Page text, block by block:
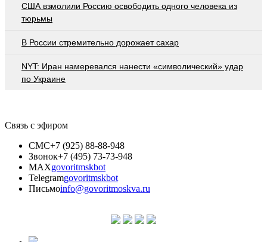
США взмолили Россию освободить одного человека из
тюрьмы
В России стремительно дорожает сахар
NYT: Иран намеревался нанести «символический» удар
по Украине
Связь с эфиром
СМС+7 (925) 88-88-948
Звонок+7 (495) 73-73-948
MAXgovoritmskbot
Telegramgovoritmskbot
Письмоinfo@govoritmoskva.ru